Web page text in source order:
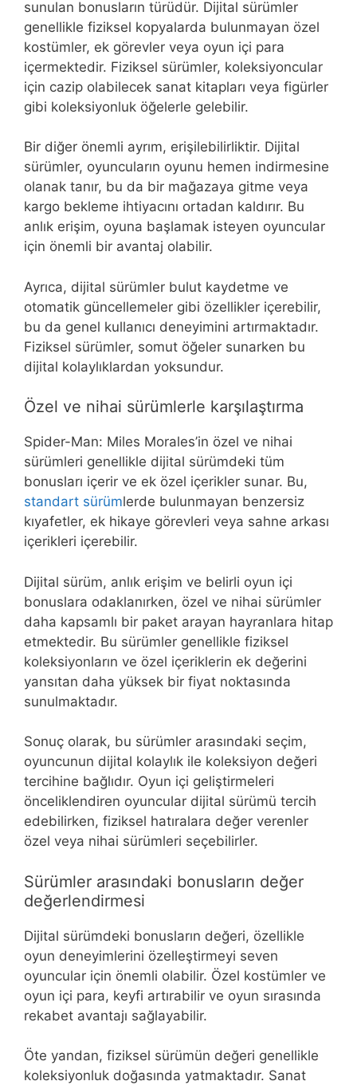
sunulan bonusların türüdür. Dijital sürümler
genellikle fiziksel kopyalarda bulunmayan özel
kostümler, ek görevler veya oyun içi para
içermektedir. Fiziksel sürümler, koleksiyoncular
için cazip olabilecek sanat kitapları veya figürler
gibi koleksiyonluk öğelerle gelebilir.
Bir diğer önemli ayrım, erişilebilirliktir. Dijital
sürümler, oyuncuların oyunu hemen indirmesine
olanak tanır, bu da bir mağazaya gitme veya
kargo bekleme ihtiyacını ortadan kaldırır. Bu
anlık erişim, oyuna başlamak isteyen oyuncular
için önemli bir avantaj olabilir.
Ayrıca, dijital sürümler bulut kaydetme ve
otomatik güncellemeler gibi özellikler içerebilir,
bu da genel kullanıcı deneyimini artırmaktadır.
Fiziksel sürümler, somut öğeler sunarken bu
dijital kolaylıklardan yoksundur.
Özel ve nihai sürümlerle karşılaştırma
Spider-Man: Miles Morales’in özel ve nihai
sürümleri genellikle dijital sürümdeki tüm
bonusları içerir ve ek özel içerikler sunar. Bu,
standart sürümlerde bulunmayan benzersiz
kıyafetler, ek hikaye görevleri veya sahne arkası
içerikleri içerebilir.
Dijital sürüm, anlık erişim ve belirli oyun içi
bonuslara odaklanırken, özel ve nihai sürümler
daha kapsamlı bir paket arayan hayranlara hitap
etmektedir. Bu sürümler genellikle fiziksel
koleksiyonların ve özel içeriklerin ek değerini
yansıtan daha yüksek bir fiyat noktasında
sunulmaktadır.
Sonuç olarak, bu sürümler arasındaki seçim,
oyuncunun dijital kolaylık ile koleksiyon değeri
tercihine bağlıdır. Oyun içi geliştirmeleri
önceliklendiren oyuncular dijital sürümü tercih
edebilirken, fiziksel hatıralara değer verenler
özel veya nihai sürümleri seçebilirler.
Sürümler arasındaki bonusların değer
değerlendirmesi
Dijital sürümdeki bonusların değeri, özellikle
oyun deneyimlerini özelleştirmeyi seven
oyuncular için önemli olabilir. Özel kostümler ve
oyun içi para, keyfi artırabilir ve oyun sırasında
rekabet avantajı sağlayabilir.
Öte yandan, fiziksel sürümün değeri genellikle
koleksiyonluk doğasında yatmaktadır. Sanat